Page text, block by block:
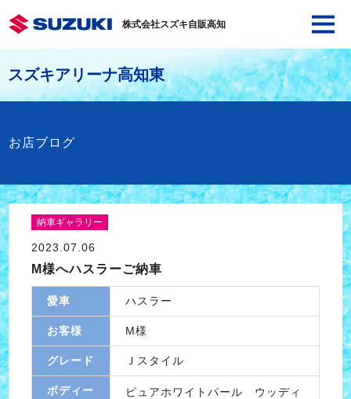
株式会社スズキ自販高知
スズキアリーナ高知東
お店ブログ
納車ギャラリー
2023.07.06
M様へハスラーご納車
愛車 ハスラー
お客様 M様
グレード Ｊスタイル
ボディー
ピュアホワイトパール ウッディ